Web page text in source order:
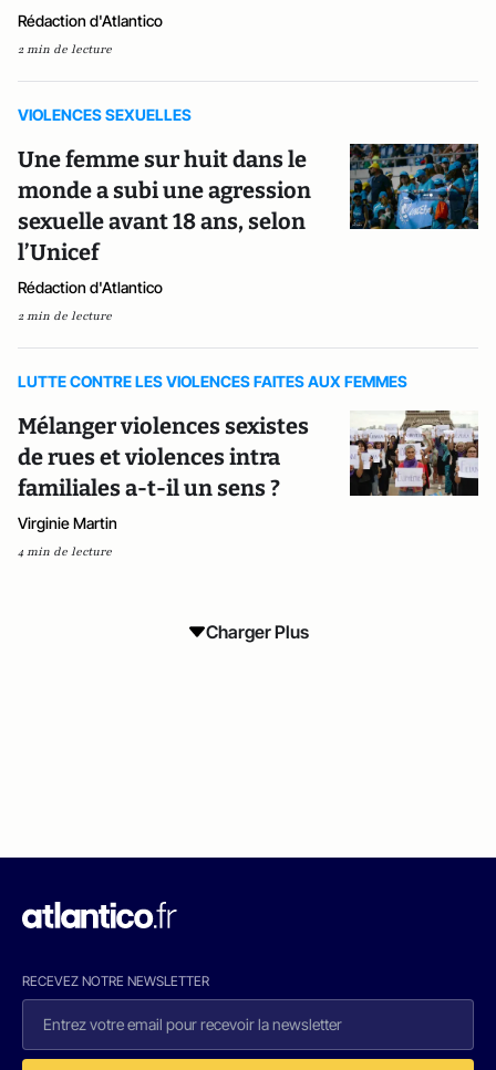
Rédaction d'Atlantico
2 min de lecture
VIOLENCES SEXUELLES
Une femme sur huit dans le
monde a subi une agression
sexuelle avant 18 ans, selon
l’Unicef
Rédaction d'Atlantico
2 min de lecture
LUTTE CONTRE LES VIOLENCES FAITES AUX FEMMES
Mélanger violences sexistes
de rues et violences intra
familiales a-t-il un sens ?
Virginie Martin
4 min de lecture
Charger Plus
RECEVEZ NOTRE NEWSLETTER